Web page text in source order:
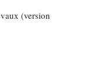
(version